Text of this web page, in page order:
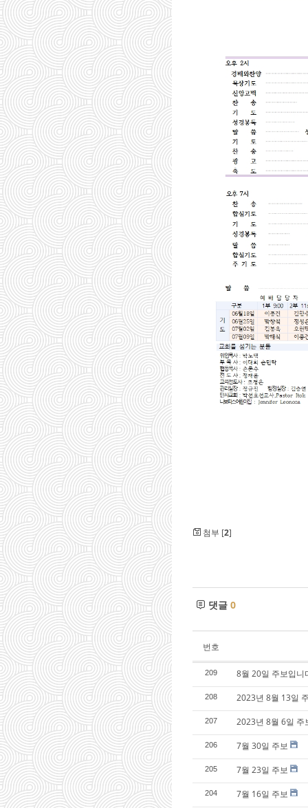
첨부 [2]
댓글 0
번호
209 8월 20일 주보입니
208 2023년 8월 13일
207 2023년 8월 6일 주
206 7월 30일 주보
205 7월 23일 주보
204 7월 16일 주보